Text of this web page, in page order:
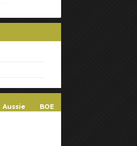
Aussie BOE